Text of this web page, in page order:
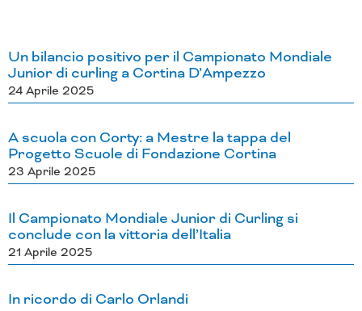
Un bilancio positivo per il Campionato Mondiale
Junior di curling a Cortina D’Ampezzo
24 Aprile 2025
A scuola con Corty: a Mestre la tappa del
Progetto Scuole di Fondazione Cortina
23 Aprile 2025
Il Campionato Mondiale Junior di Curling si
conclude con la vittoria dell’Italia
21 Aprile 2025
In ricordo di Carlo Orlandi
P
a
g
n
a
P
a
g
n
a
P
a
g
n
a
P
a
g
n
a
P
a
g
n
a